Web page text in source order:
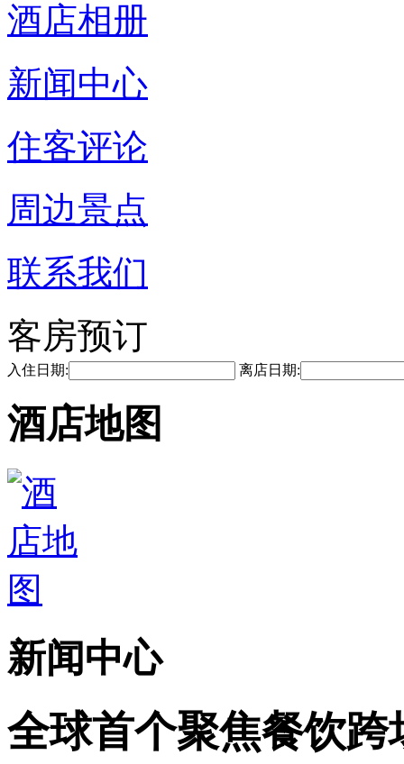
酒店相册
新闻中心
住客评论
周边景点
联系我们
客房预订
入住日期: 离店日期:
酒店地图
新闻中心
全球首个聚焦餐饮